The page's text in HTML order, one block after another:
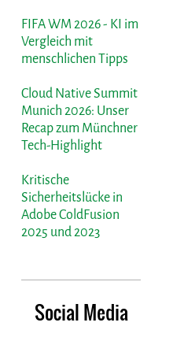
FIFA WM 2026 - KI im
Vergleich mit
menschlichen Tipps
Cloud Native Summit
Munich 2026: Unser
Recap zum Münchner
Tech-Highlight
Kritische
Sicherheitslücke in
Adobe ColdFusion
2025 und 2023
Social Media